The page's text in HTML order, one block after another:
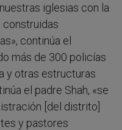
iglesias con la
construidas
continúa el
más de 300 policías
y otras estructuras
el padre Shah, «se
[del distrito]
y pastores